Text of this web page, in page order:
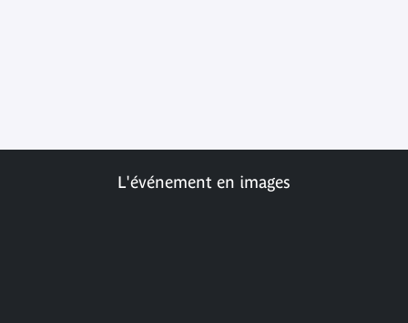
L'événement en images